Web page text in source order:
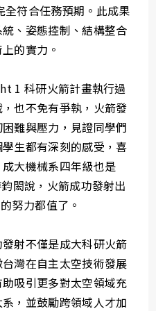
符合任務預期。此成果
、姿態控制、結構整合
的實力。
1 科研火箭計畫執行過
也不免有爭執，火箭發
難與壓力，見證同學們
生都有深刻的感受，喜
大機械系四年級也是
閎說，火箭成功發射出
努力都值了。
射不僅是成大科研火箭
灣在自主太空技術發展
吸引更多對太空領域充
，並鼓勵跨領域人才加